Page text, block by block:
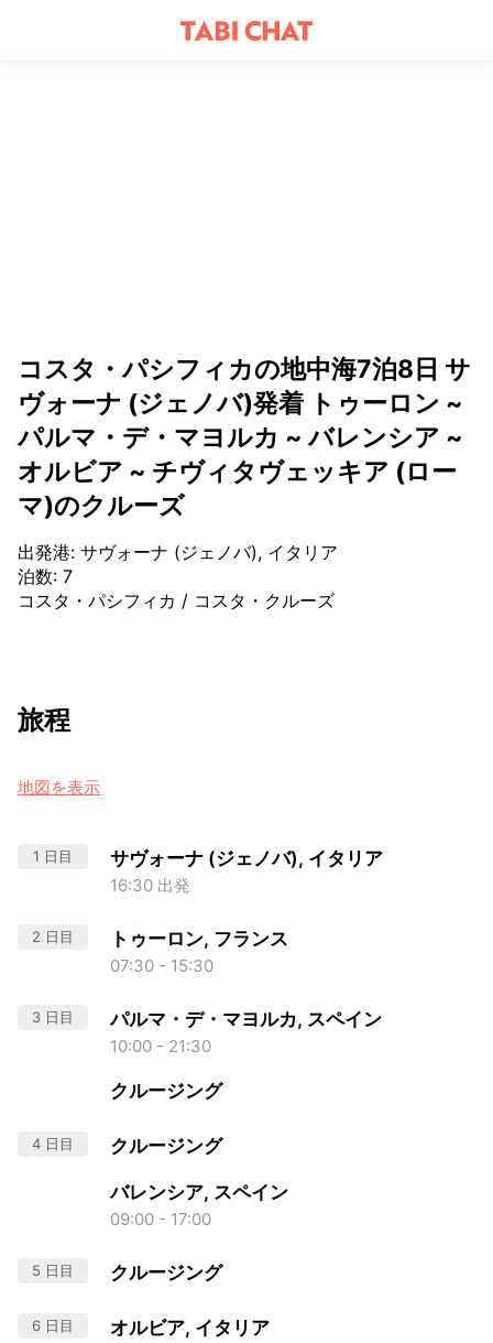
コスタ・パシフィカの地中海7泊8日 サ
ヴォーナ (ジェノバ)発着 トゥーロン ~
パルマ・デ・マヨルカ ~ バレンシア ~
オルビア ~ チヴィタヴェッキア (ロー
マ)のクルーズ
出発港: サヴォーナ (ジェノバ), イタリア
泊数: 7
コスタ・パシフィカ / コスタ・クルーズ
旅程
地図を表示
1 日目 サヴォーナ (ジェノバ), イタリア
16:30 出発
2 日目 トゥーロン, フランス
07:30 - 15:30
3 日目 パルマ・デ・マヨルカ, スペイン
10:00 - 21:30
クルージング
4 日目 クルージング
バレンシア, スペイン
09:00 - 17:00
5 日目 クルージング
6 日目 オルビア, イタリア